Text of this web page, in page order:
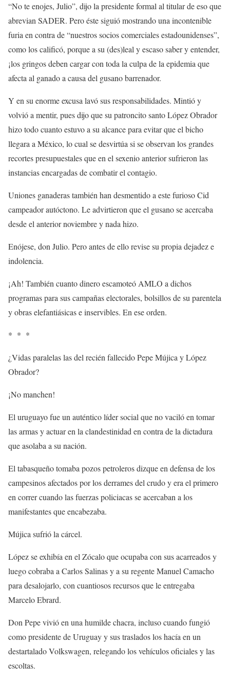
“No te enojes, Julio”, dijo la presidente formal al titular de eso que
abrevian SADER. Pero éste siguió mostrando una incontenible
furia en contra de “nuestros socios comerciales estadounidenses”,
como los calificó, porque a su (des)leal y escaso saber y entender,
¡los gringos deben cargar con toda la culpa de la epidemia que
afecta al ganado a causa del gusano barrenador.
Y en su enorme excusa lavó sus responsabilidades. Mintió y
volvió a mentir, pues dijo que su patroncito santo López Obrador
hizo todo cuanto estuvo a su alcance para evitar que el bicho
llegara a México, lo cual se desvirtúa si se observan los grandes
recortes presupuestales que en el sexenio anterior sufrieron las
instancias encargadas de combatir el contagio.
Uniones ganaderas también han desmentido a este furioso Cid
campeador autóctono. Le advirtieron que el gusano se acercaba
desde el anterior noviembre y nada hizo.
Enójese, don Julio. Pero antes de ello revise su propia dejadez e
indolencia.
¡Ah! También cuanto dinero escamoteó AMLO a dichos
programas para sus campañas electorales, bolsillos de su parentela
y obras elefantiásicas e inservibles. En ese orden.
* * *
¿Vidas paralelas las del recién fallecido Pepe Mújica y López
Obrador?
¡No manchen!
El uruguayo fue un auténtico líder social que no vaciló en tomar
las armas y actuar en la clandestinidad en contra de la dictadura
que asolaba a su nación.
El tabasqueño tomaba pozos petroleros dizque en defensa de los
campesinos afectados por los derrames del crudo y era el primero
en correr cuando las fuerzas policiacas se acercaban a los
manifestantes que encabezaba.
Mújica sufrió la cárcel.
López se exhibía en el Zócalo que ocupaba con sus acarreados y
luego cobraba a Carlos Salinas y a su regente Manuel Camacho
para desalojarlo, con cuantiosos recursos que le entregaba
Marcelo Ebrard.
Don Pepe vivió en una humilde chacra, incluso cuando fungió
como presidente de Uruguay y sus traslados los hacía en un
destartalado Volkswagen, relegando los vehículos oficiales y las
escoltas.